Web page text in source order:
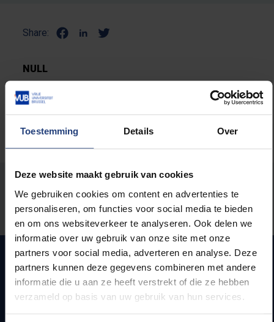
Toestemming Details Over
Deze website maakt gebruik van cookies
We gebruiken cookies om content en advertenties te
personaliseren, om functies voor social media te bieden
en om ons websiteverkeer te analyseren. Ook delen we
informatie over uw gebruik van onze site met onze
partners voor social media, adverteren en analyse. Deze
partners kunnen deze gegevens combineren met andere
informatie die u aan ze heeft verstrekt of die ze hebben
verzameld op basis van uw gebruik van hun services.
Share:
NULL
Stond er een fout op deze pagina?
Laat het ons weten
Snel naar